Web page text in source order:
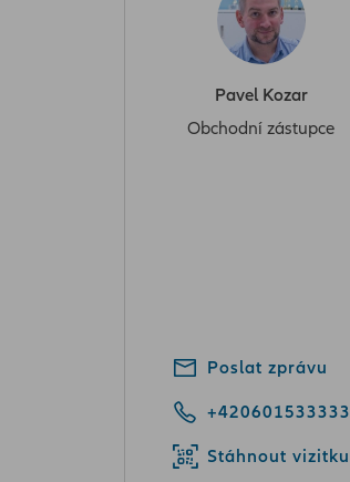
Pavel Kozar
Obchodní zástupce
Poslat zprávu
+420601533333
Stáhnout vizitku